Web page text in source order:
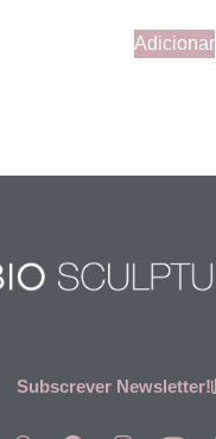
Adicionar
Subscrever Newsletter!